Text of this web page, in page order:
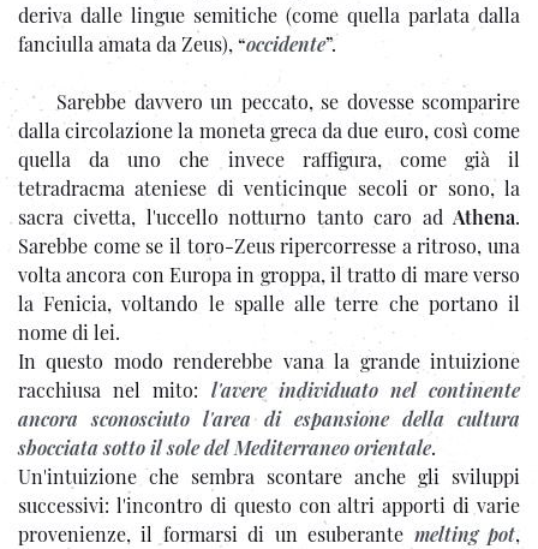
deriva dalle lingue semitiche (come quella parlata dalla
fanciulla amata da Zeus), “occidente”.
Sarebbe davvero un peccato, se dovesse scomparire
dalla circolazione la moneta greca da due euro, così come
quella da uno che invece raffigura, come già il
tetradracma ateniese di venticinque secoli or sono, la
sacra civetta, l'uccello notturno tanto caro ad Athena.
Sarebbe come se il toro-Zeus ripercorresse a ritroso, una
volta ancora con Europa in groppa, il tratto di mare verso
la Fenicia, voltando le spalle alle terre che portano il
nome di lei.
In questo modo renderebbe vana la grande intuizione
racchiusa nel mito: l'avere individuato nel continente
ancora sconosciuto l'area di espansione della cultura
sbocciata sotto il sole del Mediterraneo orientale.
Un'intuizione che sembra scontare anche gli sviluppi
successivi: l'incontro di questo con altri apporti di varie
provenienze, il formarsi di un esuberante melting pot,